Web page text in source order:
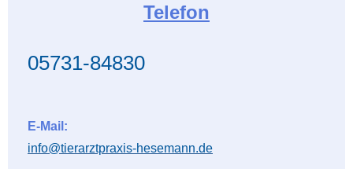
Telefon
05731-84830
E-Mail:
info@tierarztpraxis-hesemann.de